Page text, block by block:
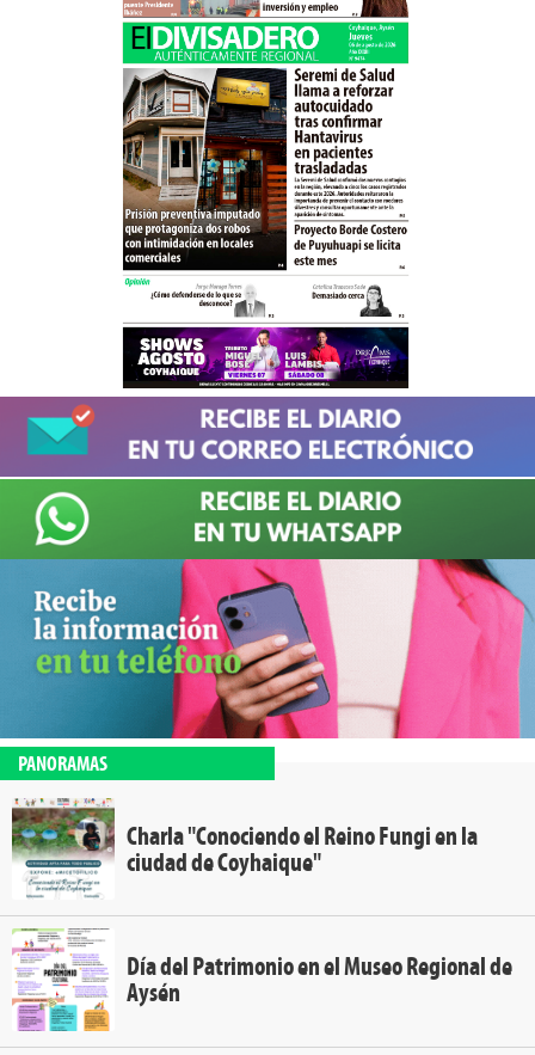
PANORAMAS
Charla "Conociendo el Reino Fungi en la
ciudad de Coyhaique"
Día del Patrimonio en el Museo Regional de
Aysén